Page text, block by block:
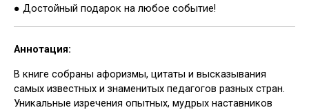
● Достойный подарок на любое событие!
Аннотация:
В книге собраны афоризмы, цитаты и высказывания
самых известных и знаменитых педагогов разных стран.
Уникальные изречения опытных, мудрых наставников